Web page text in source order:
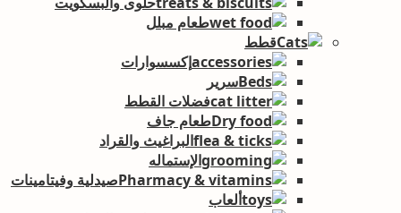
طعام مبلل
قطط
إكسسوارات
سرير
فضلات القطط
طعام جاف
البراغيث والقراد
الإستماله
صيدلية وفيتامينات
ألعاب